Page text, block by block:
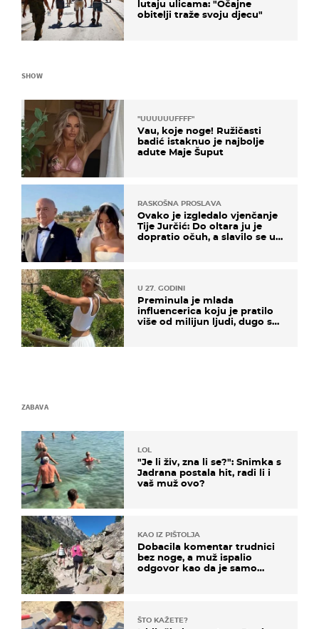
lutaju ulicama: "Očajne
obitelji traže svoju djecu"
SHOW
"UUUUUUFFFF"
Vau, koje noge! Ružičasti
badić istaknuo je najbolje
adute Maje Šuput
RASKOŠNA PROSLAVA
Ovako je izgledalo vjenčanje
Tije Jurčić: Do oltara ju je
dopratio očuh, a slavilo se uz
U 27. GODINI
Preminula je mlada
influencerica koju je pratilo
više od milijun ljudi, dugo se
ZABAVA
LOL
"Je li živ, zna li se?": Snimka s
Jadrana postala hit, radi li i
vaš muž ovo?
KAO IZ PIŠTOLJA
Dobacila komentar trudnici
bez noge, a muž ispalio
odgovor kao da je samo
ŠTO KAŽETE?